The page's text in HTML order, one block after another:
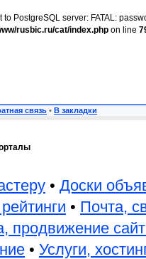
PostgreSQL server: FATAL:
rusbic.ru/cat/index.php on line
связь • В закладки
• Доски
• Почта,
продвижение
• Услуги,